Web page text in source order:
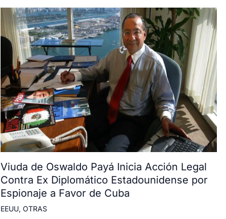
Viuda de Oswaldo Payá Inicia Acción Legal
Contra Ex Diplomático Estadounidense por
Espionaje a Favor de Cuba
EEUU, OTRAS